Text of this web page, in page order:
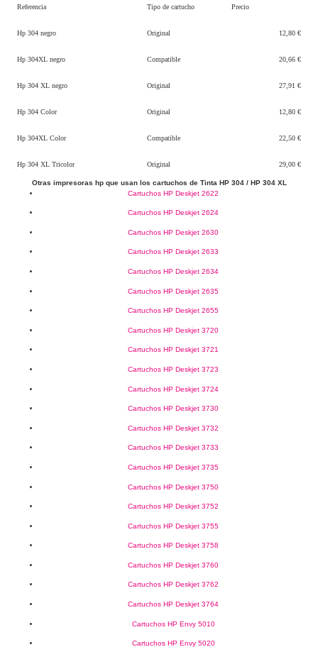
Referencia Tipo de cartucho Precio
Hp 304 negro Original 12,80 €
Hp 304XL negro Compatible 20,66 €
Hp 304 XL negro Original 27,91 €
Hp 304 Color Original 12,80 €
Hp 304XL Color Compatible 22,50 €
Hp 304 XL Tricolor Original 29,00 €
Otras impresoras hp que usan los cartuchos de Tinta HP 304 / HP 304 XL
Cartuchos HP Deskjet 2622
Cartuchos HP Deskjet 2624
Cartuchos HP Deskjet 2630
Cartuchos HP Deskjet 2633
Cartuchos HP Deskjet 2634
Cartuchos HP Deskjet 2635
Cartuchos HP Deskjet 2655
Cartuchos HP Deskjet 3720
Cartuchos HP Deskjet 3721
Cartuchos HP Deskjet 3723
Cartuchos HP Deskjet 3724
Cartuchos HP Deskjet 3730
Cartuchos HP Deskjet 3732
Cartuchos HP Deskjet 3733
Cartuchos HP Deskjet 3735
Cartuchos HP Deskjet 3750
Cartuchos HP Deskjet 3752
Cartuchos HP Deskjet 3755
Cartuchos HP Deskjet 3758
Cartuchos HP Deskjet 3760
Cartuchos HP Deskjet 3762
Cartuchos HP Deskjet 3764
Cartuchos HP Envy 5010
Cartuchos HP Envy 5020